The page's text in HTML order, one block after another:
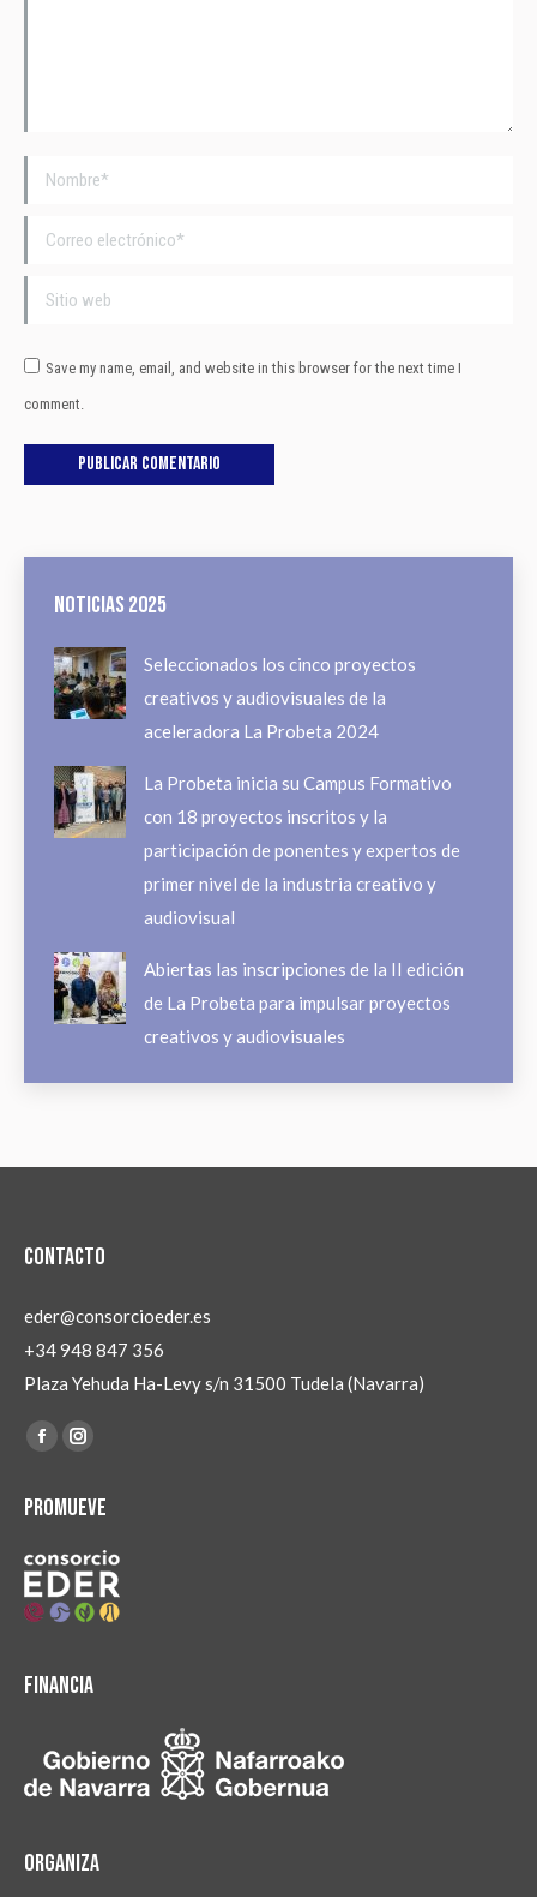
Nombre *
Correo electrónico *
Sitio web
Save my name, email, and website in this browser for the next time I
comment.
Publicar comentario
Noticias 2025
Seleccionados los cinco proyectos
creativos y audiovisuales de la
aceleradora La Probeta 2024
La Probeta inicia su Campus Formativo
con 18 proyectos inscritos y la
participación de ponentes y expertos de
primer nivel de la industria creativo y
audiovisual
Abiertas las inscripciones de la II edición
de La Probeta para impulsar proyectos
creativos y audiovisuales
Contacto
eder@consorcioeder.es
+34 948 847 356
Plaza Yehuda Ha-Levy s/n 31500 Tudela (Navarra)
Encuéntranos en:
Facebook
opens
new
window
Instagram
opens
new
window
Promueve
Financia
Organiza